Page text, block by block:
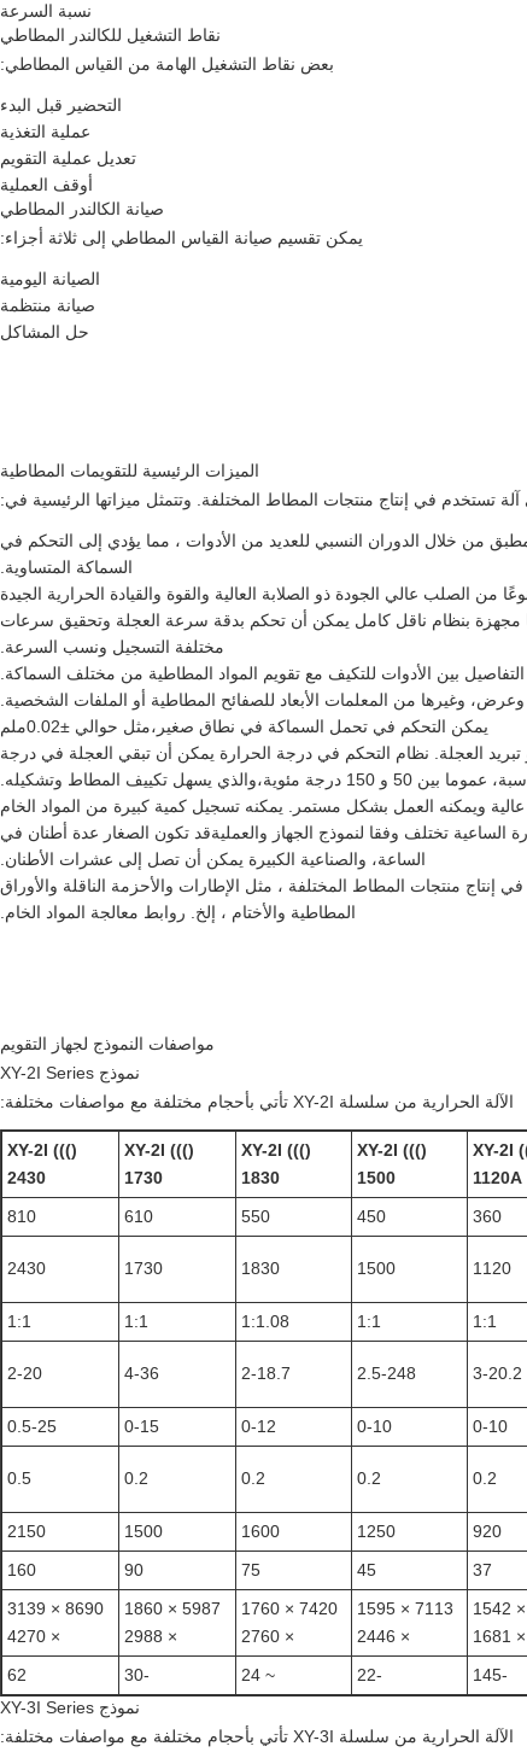
نسبة السرعة
نقاط التشغيل للكالندر المطاطي
بعض نقاط التشغيل الهامة من القياس المطاطي:
التحضير قبل البدء
عملية التغذية
تعديل عملية التقويم
أوقف العملية
صيانة الكالندر المطاطي
يمكن تقسيم صيانة القياس المطاطي إلى ثلاثة أجزاء:
الصيانة اليومية
صيانة منتظمة
حل المشاكل
الميزات الرئيسية للتقويمات المطاطية
تستخدم في إنتاج منتجات المطاط المختلفة. وتتمثل ميزاتها الرئيسية في:
من خلال الدوران النسبي للعديد من الأدوات ، مما يؤدي إلى التحكم في
السماكة المتساوية.
الصلب عالي الجودة ذو الصلابة العالية والقوة والقيادة الحرارية الجيدة
مجهزة بنظام ناقل كامل يمكن أن تحكم بدقة سرعة العجلة وتحقيق سرعات
مختلفة التسجيل ونسب السرعة.
بين الأدوات للتكيف مع تقويم المواد المطاطية من مختلف السماكة.
وغيرها من المعلمات الأبعاد للصفائح المطاطية أو الملفات الشخصية.
يمكن التحكم في تحمل السماكة في نطاق صغير،مثل حوالي ±0.02ملم
العجلة. نظام التحكم في درجة الحرارة يمكن أن تبقي العجلة في درجة
مئوية،والذي يسهل تكييف المطاط وتشكيله.
ويمكنه العمل بشكل مستمر. يمكنه تسجيل كمية كبيرة من المواد الخام
تختلف وفقا لنموذج الجهاز والعمليةقد تكون الصغار عدة أطنان في
الساعة، والصناعية الكبيرة يمكن أن تصل إلى عشرات الأطنان.
منتجات المطاط المختلفة ، مثل الإطارات والأحزمة الناقلة والأوراق
المطاطية والأختام ، إلخ. روابط معالجة المواد الخام.
مواصفات النموذج لجهاز التقويم
نموذج XY-2I Series
الآلة الحرارية من سلسلة XY-2I تأتي بأحجام مختلفة مع مواصفات مختلفة:
XY-2I
1120A
XY-2I ((()
1500
XY-2I ((()
1830
XY-2I ((()
1730
XY-2I ((()
2430
360
450
550
610
810
1120
1500
1830
1730
2430
1:1
1:1
1:1.08
1:1
1:1
3-20.2
2.5-248
2-18.7
4-36
2-20
0-10
0-10
0-12
0-15
0.5-25
0.2
0.2
0.2
0.2
0.5
920
1250
1600
1500
2150
37
45
75
90
160
5400 × 1542
× 1681
7113 × 1595
× 2446
7420 × 1760
× 2760
5987 × 1860
× 2988
8690 × 3139
× 4270
-145
-22
~ 24
-30
62
نموذج XY-3I Series
الآلة الحرارية من سلسلة XY-3I تأتي بأحجام مختلفة مع مواصفات مختلفة: